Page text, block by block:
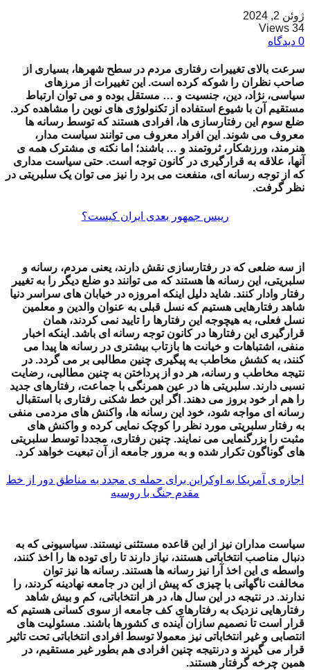
ژوئن 2, 2024
34 Views
0 دیدگاه
سرعت بالای تغییرات رفتاری مردم در سطح شهرها، بسیاری از
صاحب نظران را شوکه کرده است. این تغییرات از مرزهای
سیاسی، نژاد، دین، جنسیت و … مستقل بوده و می توان ارتباط
مستقیم آن با شیوع استفاده از تکنولوژی های نوین را مشاهده کرد.
ضلع سوم این رفتارسازی ها، افرادی هستند که توسط رسانه ها
معروف می شوند. این افراد معروف می توانند سیاست مدار،
هنرمند، ورزشکار، ثروتمند و … باشند؛ اما نکته ی مشترک همه ی
آنها، علاقه به قرارگیری در کانون توجه است. حتی سیاست مداری
که از توجه رسانه ای، منفعت می برد را نیز می توان یک سلبریتی در
نظر گرفت.
رییس جمهور بعدی ایران کیست؟
از سه ضلعی که در رفتارسازی نقش دارند، یعنی مردم، رسانه و
سلبریتی، این رسانه ها هستند که می توانند دو ضلع دیگر را به تغییر
رفتار وادار کنند. شاید دلیل اینکه امروزه در خیابان های سراسر دنیا
شاهد رفتارهایی هستیم که نسل قبلی به عنوان والدین و معلمین
نسل فعلی، به هیچوجه این رفتارها را تایید نمی کردند، همان
قرارگیری این رفتارها در کانون توجه رسانه ای باشد. اینکه اخبار
منفی، اشتباهات و خیانت ها بازتاب بیشتری در رسانه ها پیدا می
کنند، به کشش مخاطب به پیگیری چنین مطالبی بر می گردد. در
نتیجه مخاطب و رسانه، هر دو از پرداختن به چنین مطالبی، رضایت
نسبی دارند. سلبریتی ها در عین همرنگی با جماعت، رفتارهای جدید
را هم ار خود بروز می دهند. اگر این خط شکنی رفتاری با استقبال
رسانه ای مواجه شود، خود این رسانه ها، واکنش های مردمی منفی
به رفتار سلبریتی مورد نظر را کوچک نمایی کرده و واکنش های
مثبت را بزرگنمایی می نمایند. چنین رفتاری، مجددا توسط سلبریتی
های گوناگون تکرار شده و به مرور جامعه از آن تبعیت خواهد کرد.
اجازه ی آمریکا به اوکراین برای حمله ی مجدد به مناطق دور از خط
مقدم جنگ با روسیه
سیاست مداران نیز از این قاعده مستثنی نیستند. سیاسیونی که به
دنبال مناصب انتخاباتی هستند، نیاز دارند تا رای توده ها را اخذ کنند،
واسطه ی این اخذ آرا نیز رسانه ها هستند. رسانه ها نیز توان
مخالفت ناگهانی با چیزی که پیش از این در جامعه نهادینه کردند، را
ندارند. در نتیجه در این سال ها، در هر انتخاباتی، کم و بیش شاهد
رفتارهایی نزدیک به رفتارهای کف جامعه از سوی کسانی هستیم که
قرار است تا نصمیم سازان آینده ی کشورها باشند. مسئولیت های
انتصابی و غیر انتخاباتی نیز معمولا توسط افرادی انتخاباتی تحت تاثیر
قرار می گیرند و درنتیجه چنین افرادی هم بطور غیر مستقیم، در
همین چرخه گرفتار هستند.